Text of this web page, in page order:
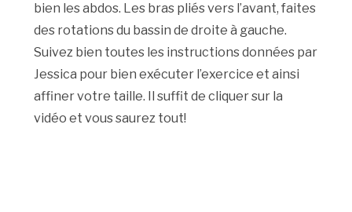
bien les abdos. Les bras pliés vers l’avant, faites
des rotations du bassin de droite à gauche.
Suivez bien toutes les instructions données par
Jessica pour bien exécuter l’exercice et ainsi
affiner votre taille. Il suffit de cliquer sur la
vidéo et vous saurez tout!